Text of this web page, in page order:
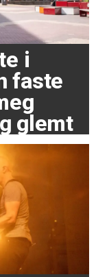
i
faste
glemt